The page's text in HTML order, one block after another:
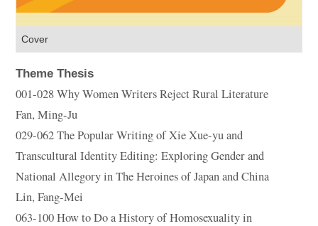
Cover
Theme Thesis
001-028 Why Women Writers Reject Rural Literature
Fan, Ming-Ju
029-062 The Popular Writing of Xie Xue-yu and
Transcultural Identity Editing: Exploring Gender and
National Allegory in The Heroines of Japan and China
Lin, Fang-Mei
063-100 How to Do a History of Homosexuality in